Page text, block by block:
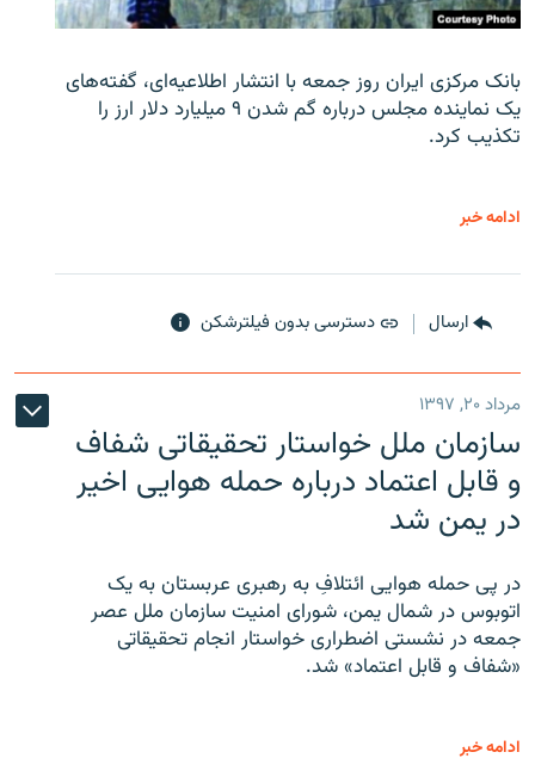
بانک مرکزی ایران روز جمعه با انتشار اطلاعیه‌ای، گفته‌های
یک نماینده مجلس درباره گم شدن ۹ میلیارد دلار ارز را
تکذیب کرد.
ادامه خبر
ارسال دسترسی بدون فیلترشکن
مرداد ۲۰, ۱۳۹۷
سازمان ملل خواستار تحقیقاتی شفاف
و قابل اعتماد درباره حمله هوایی اخیر
در یمن شد
در پی حمله هوایی ائتلافِ به رهبری عربستان به یک
اتوبوس در شمال یمن، شورای امنیت سازمان ملل عصر
جمعه در نشستی اضطراری خواستار انجام تحقیقاتی
«شفاف و قابل اعتماد» شد.
ادامه خبر